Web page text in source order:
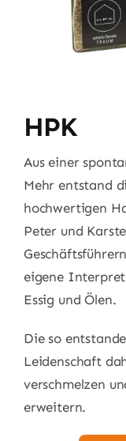
HPK
Aus einer
Mehr entstand
hochwertigen
Peter und
eigene
Essig und Ölen.
Die so
Leidenschaft
verschmelzen
erweitern.